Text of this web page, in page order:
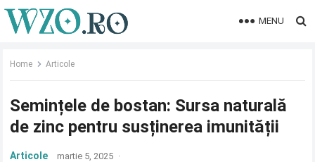
MENU
Home Articole
Semințele de bostan: Sursa naturală
de zinc pentru susținerea imunității
Articole martie 5, 2025 ·